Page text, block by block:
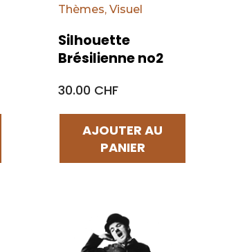
Thèmes, Visuel
Silhouette
Brésilienne no2
30.00 CHF
AJOUTER AU
PANIER